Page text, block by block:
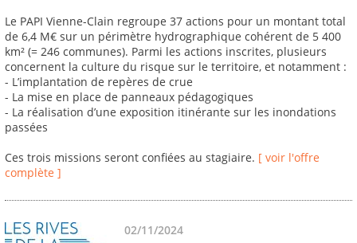
Le PAPI Vienne-Clain regroupe 37 actions pour un montant total
de 6,4 M€ sur un périmètre hydrographique cohérent de 5 400
km² (= 246 communes). Parmi les actions inscrites, plusieurs
concernent la culture du risque sur le territoire, et notamment :
- L’implantation de repères de crue
- La mise en place de panneaux pédagogiques
- La réalisation d’une exposition itinérante sur les inondations
passées
Ces trois missions seront confiées au stagiaire. [ voir l'offre
complète ]
02/11/2024